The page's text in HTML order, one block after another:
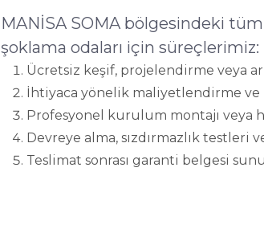
MANİSA SOMA bölgesindeki
şoklama odaları için süreçlerimiz:
Ücretsiz keşif, projelendirme veya
İhtiyaca yönelik maliyetlendirme ve
Profesyonel kurulum montajı veya
Devreye alma, sızdırmazlık testleri
Teslimat sonrası garanti belgesi